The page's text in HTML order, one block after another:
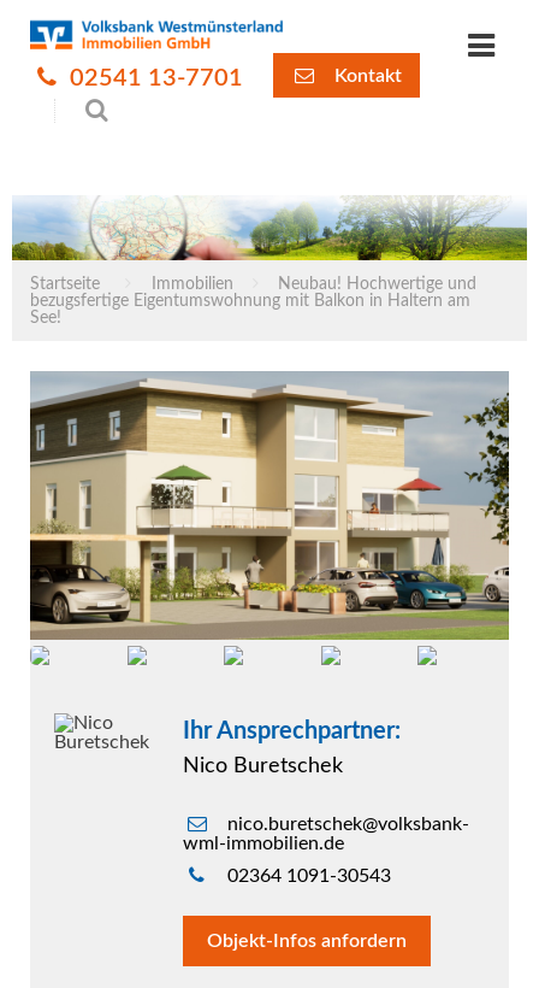
02541 13-7701 Kontakt
Startseite Immobilien
Neubau! Hochwertige und
bezugsfertige Eigentumswohnung mit Balkon in Haltern am
See!
Ihr Ansprechpartner:
Nico Buretschek
nico.buretschek@volksbank-
wml-immobilien.de
02364 1091-30543
Objekt-Infos anfordern